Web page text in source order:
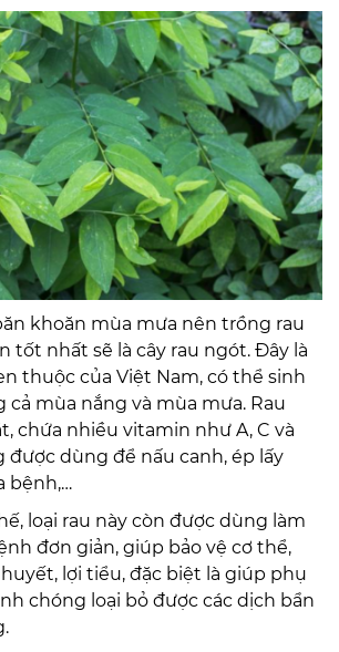
khoăn mùa mưa nên trồng rau
tốt nhất sẽ là cây rau ngót. Đây là
thuộc của Việt Nam, có thể sinh
mùa nắng và mùa mưa. Rau
chứa nhiều vitamin như A, C và
được dùng để nấu canh, ép lấy
bệnh,…
loại rau này còn được dùng làm
đơn giản, giúp bảo vệ cơ thể,
lợi tiểu, đặc biệt là giúp phụ
chóng loại bỏ được các dịch bẩn